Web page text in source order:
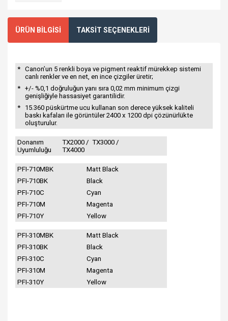
ÜRÜN BİLGİSİ TAKSİT SEÇENEKLERİ
* Canon’un 5 renkli boya ve pigment reaktif mürekkep sistemi
canlı renkler ve en net, en ince çizgiler üretir;
* +/- %0,1 doğruluğun yanı sıra 0,02 mm minimum çizgi
genişliğiyle hassasiyet garantilidir.
*
15.360 püskürtme ucu kullanan son derece yüksek kaliteli
baskı kafaları ile görüntüler 2400 x 1200 dpi çözünürlükte
oluşturulur.
Donanım
Uyumluluğu
TX2000 / TX3000 /
TX4000
PFI-710MBK
Matt Black
PFI-710BK
Black
PFI-710C
Cyan
PFI-710M
Magenta
PFI-710Y
Yellow
PFI-310MBK
Matt Black
PFI-310BK
Black
PFI-310C
Cyan
PFI-310M
Magenta
PFI-310Y
Yellow